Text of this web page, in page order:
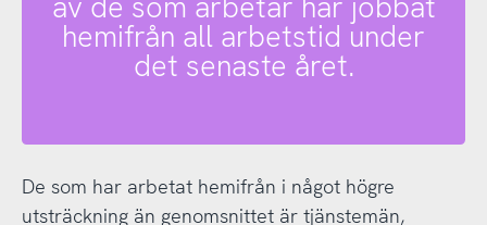
hemifrån all arbetstid under
det senaste året.
De som har arbetat hemifrån i något högre
utsträckning än genomsnittet är tjänstemän,